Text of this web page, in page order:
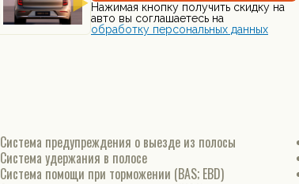
Нажимая кнопку получить скидку на
авто вы соглашаетесь на
обработку персональных данных
Система предупреждения о выезде из полосы
Система удержания в полосе
Система помощи при торможении (BAS; EBD)